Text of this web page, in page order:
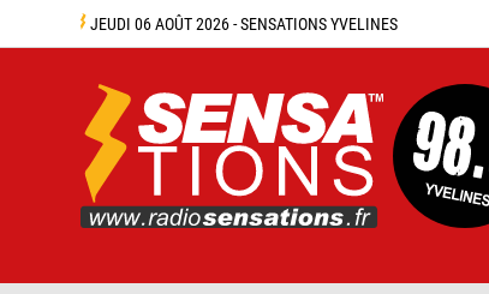
JEUDI 06 AOÛT 2026 - SENSATIONS YVELINES